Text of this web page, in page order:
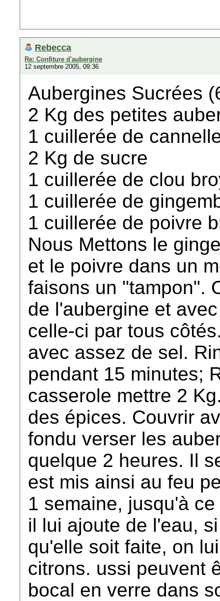
Rebecca
Re: Confiture d'aubergine
12 septembre 2005, 09:36
Aubergines Sucrées
2 Kg des petites
1 cuillerée de
2 Kg de sucre
1 cuillerée de clou
1 cuillerée de
1 cuillerée de poivre
Nous Mettons le
et le poivre dans un
faisons un "tampon".
de l'aubergine et
celle-ci par tous
avec assez de sel.
pendant 15 minutes;
casserole mettre 2
des épices. Couvrir
fondu verser les
quelque 2 heures. Il
est mis ainsi au feu
1 semaine, jusqu'à
il lui ajoute de l'eau,
qu'elle soit faite, on
citrons. ussi peuvent
bocal en verre dans